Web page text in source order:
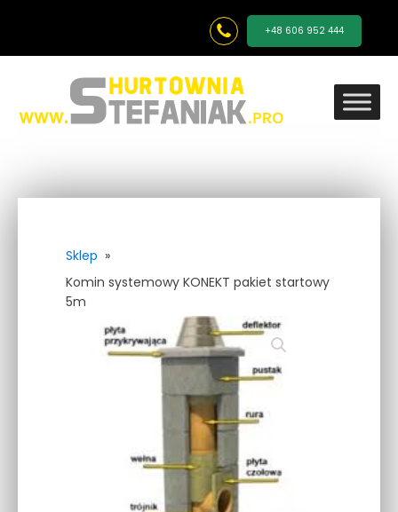
+48 606 952 444
Sklep »
Komin systemowy KONEKT pakiet startowy
5m